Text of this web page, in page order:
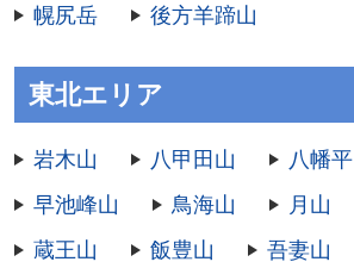
幌尻岳
後方羊蹄山
東北エリア
岩木山 八甲田山 八幡平
早池峰山
鳥海山 月山
蔵王山
飯豊山
吾妻山